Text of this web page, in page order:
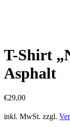
T-Shirt
Asphalt
€29,00
inkl. MwSt. zzgl.